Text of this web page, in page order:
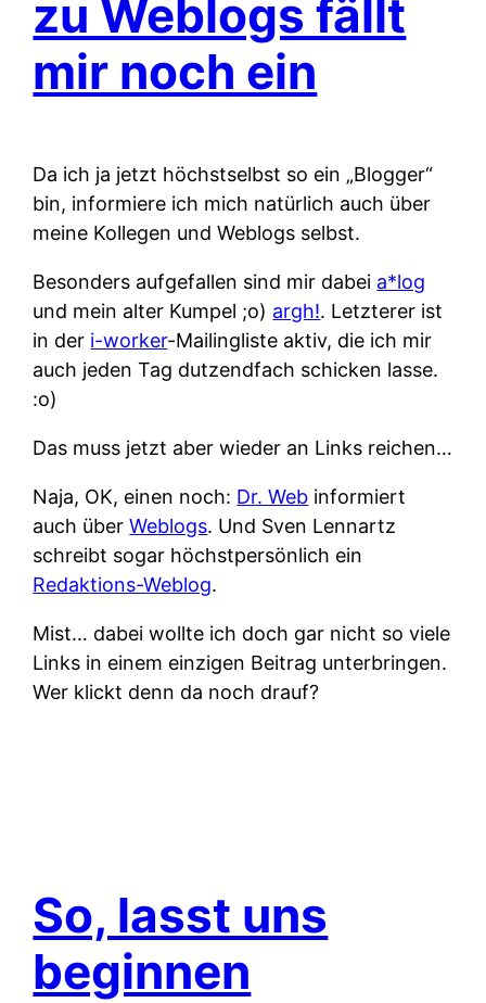
zu Weblogs fällt
mir noch ein
Da ich ja jetzt höchstselbst so ein „Blogger“
bin, informiere ich mich natürlich auch über
meine Kollegen und Weblogs selbst.
Besonders aufgefallen sind mir dabei a*log
und mein alter Kumpel ;o) argh!. Letzterer ist
in der i-worker-Mailingliste aktiv, die ich mir
auch jeden Tag dutzendfach schicken lasse.
:o)
Das muss jetzt aber wieder an Links reichen…
Naja, OK, einen noch: Dr. Web informiert
auch überWeblogs. Und Sven Lennartz
schreibt sogar höchstpersönlich ein
Redaktions-Weblog.
Mist… dabei wollte ich doch gar nicht so viele
Links in einem einzigen Beitrag unterbringen.
Wer klickt denn da noch drauf?
So, lasst uns
beginnen